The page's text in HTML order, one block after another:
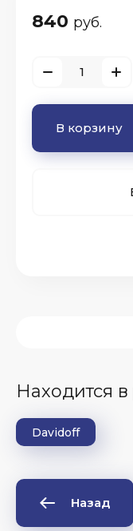
840 руб.
В корзину
Находится
Davidoff
Назад